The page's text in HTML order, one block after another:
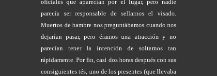
oficiales que aparecían por el lugar, pero nadie
parecía ser responsable de sellarnos el visado.
Muertos de hambre nos preguntábamos cuando nos
dejarían pasar, pero éramos una atracción y no
parecían tener la intención de soltarnos tan
rápidamente. Por fin, casi dos horas después con sus
consiguientes tés, uno de los presentes (que llevaba